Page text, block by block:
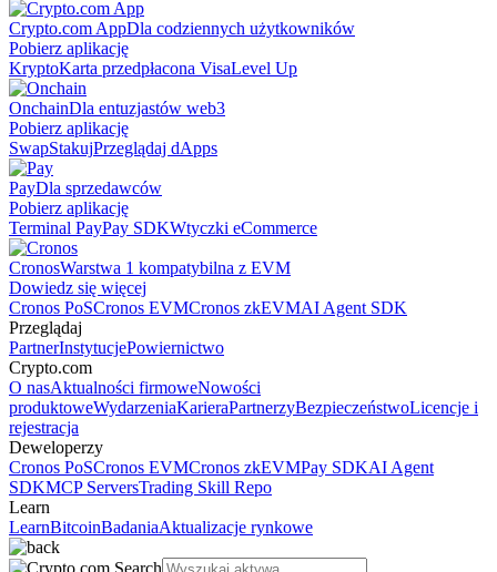
Crypto.com AppDla codziennych użytkowników
Pobierz aplikację
KryptoKarta przedpłacona VisaLevel Up
OnchainDla entuzjastów web3
Pobierz aplikację
SwapStakujPrzeglądaj dApps
PayDla sprzedawców
Pobierz aplikację
Terminal PayPay SDKWtyczki eCommerce
CronosWarstwa 1 kompatybilna z EVM
Dowiedz się więcej
Cronos PoSCronos EVMCronos zkEVMAI Agent SDK
Przeglądaj
PartnerInstytucjePowiernictwo
Crypto.com
O nasAktualności firmoweNowości
produktoweWydarzeniaKarieraPartnerzyBezpieczeństwoLicencje i
rejestracja
Deweloperzy
Cronos PoSCronos EVMCronos zkEVMPay SDKAI Agent
SDKMCP ServersTrading Skill Repo
Learn
LearnBitcoinBadaniaAktualizacje rynkowe